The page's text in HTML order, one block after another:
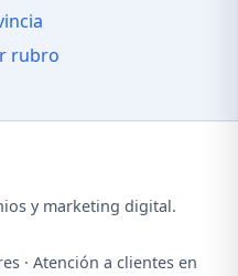
rubro
y marketing digital.
· Atención a clientes en